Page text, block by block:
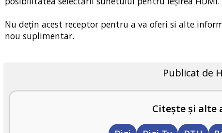
Nu dețin acest receptor pentru a va oferi si alte
nou suplimentar.
Publicat de
Citește și alte